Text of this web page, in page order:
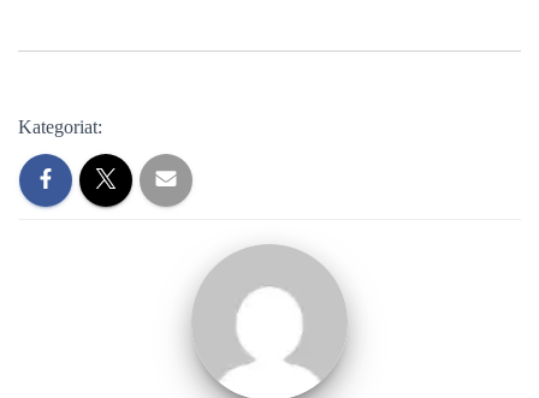
Kategoriat: